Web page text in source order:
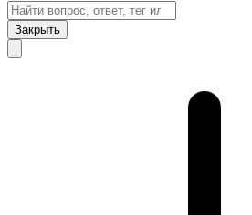
Закрыть